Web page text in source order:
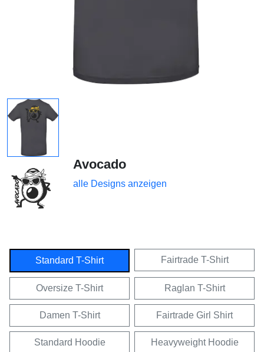
Avocado
alle Designs anzeigen
Standard T-Shirt Fairtrade T-Shirt
Oversize T-Shirt Raglan T-Shirt
Damen T-Shirt Fairtrade Girl Shirt
Standard Hoodie Heavyweight Hoodie